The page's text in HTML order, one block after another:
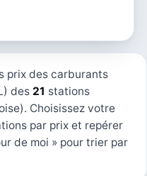
prix des carburants
des 21 stations
Choisissez votre
par prix et repérer
de moi » pour trier par